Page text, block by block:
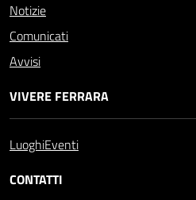
Notizie
Comunicati
Avvisi
VIVERE FERRARA
LuoghiEventi
CONTATTI